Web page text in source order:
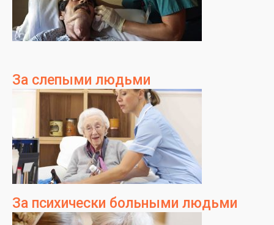
За слепыми людьми
За психически больными людьми